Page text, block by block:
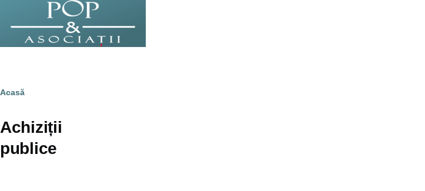
Sari la conținutul principal
Breadcrumb
Acasă
Achiziții
publice